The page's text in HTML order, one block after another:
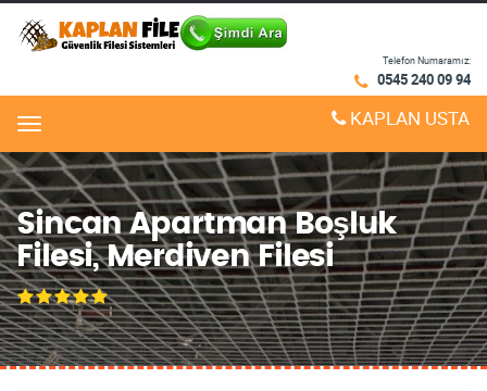
Telefon Numaramız:
0545 240 09 94
Menu KAPLAN USTA
Sincan Apartman Boşluk
Filesi, Merdiven Filesi